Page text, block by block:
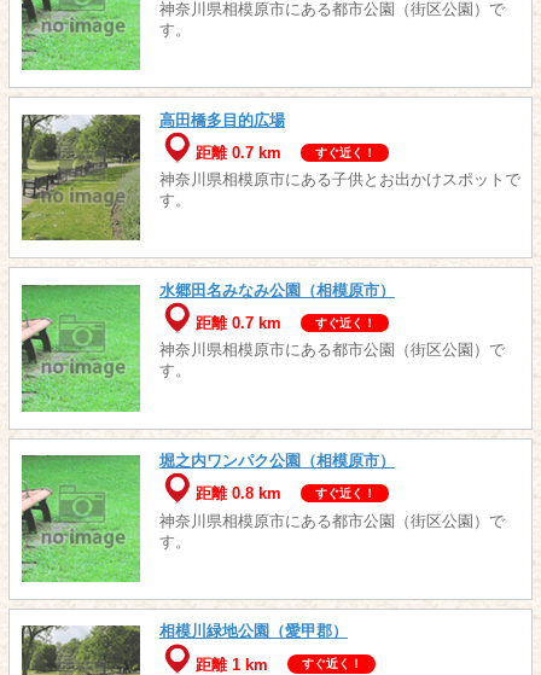
神奈川県相模原市にある都市公園（街区公園）で
す。
高田橋多目的広場
距離 0.7 km
すぐ近く！
神奈川県相模原市にある子供とお出かけスポットで
す。
水郷田名みなみ公園（相模原市）
距離 0.7 km
すぐ近く！
神奈川県相模原市にある都市公園（街区公園）で
す。
堀之内ワンパク公園（相模原市）
距離 0.8 km
すぐ近く！
神奈川県相模原市にある都市公園（街区公園）で
す。
相模川緑地公園（愛甲郡）
距離 1 km
すぐ近く！